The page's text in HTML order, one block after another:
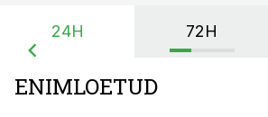
24H 72H
ENIMLOETUD